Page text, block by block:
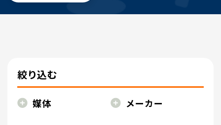
絞り込む
媒体 メーカー